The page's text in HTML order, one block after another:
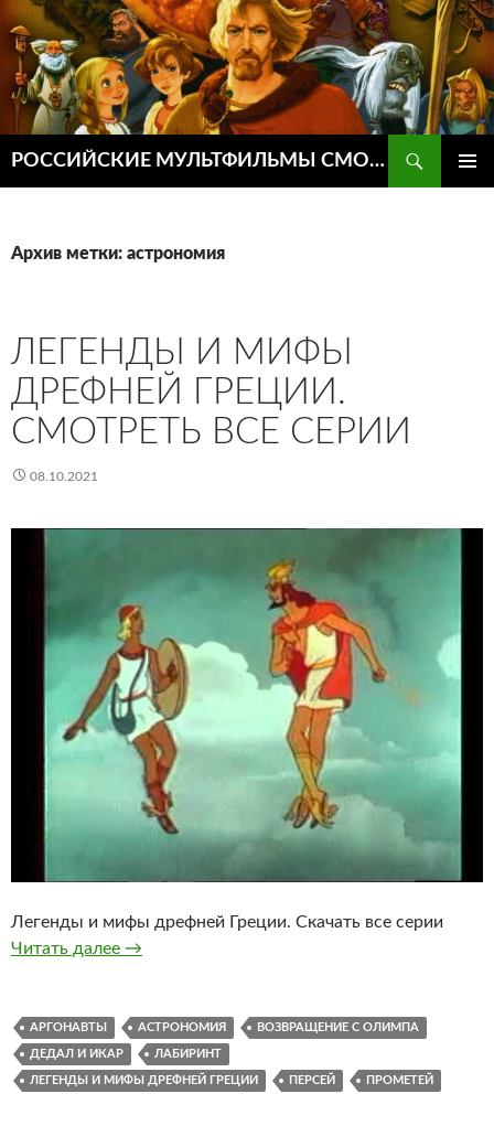
РОССИЙСКИЕ МУЛЬТФИЛЬМЫ СМОТРЕТЬ ОНЛАЙН
Архив метки: астрономия
ЛЕГЕНДЫ И МИФЫ
ДРЕФНЕЙ ГРЕЦИИ.
СМОТРЕТЬ ВСЕ СЕРИИ
08.10.2021
Легенды и мифы дрефней Греции. Скачать все серии
Читать далее Легенды и мифы дрефней Греции. Смотреть
→
АРГОНАВТЫ АСТРОНОМИЯ ВОЗВРАЩЕНИЕ С ОЛИМПА
ДЕДАЛ И ИКАР ЛАБИРИНТ
ЛЕГЕНДЫ И МИФЫ ДРЕФНЕЙ ГРЕЦИИ ПЕРСЕЙ ПРОМЕТЕЙ